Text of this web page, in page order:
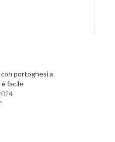
con portoghesi a
è facile